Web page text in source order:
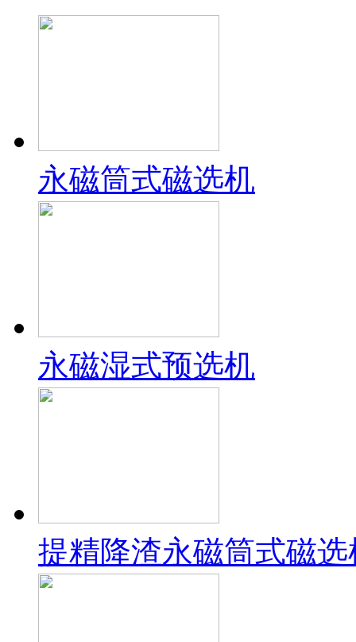
永磁筒式磁选机
永磁湿式预选机
提精降渣永磁筒式磁选